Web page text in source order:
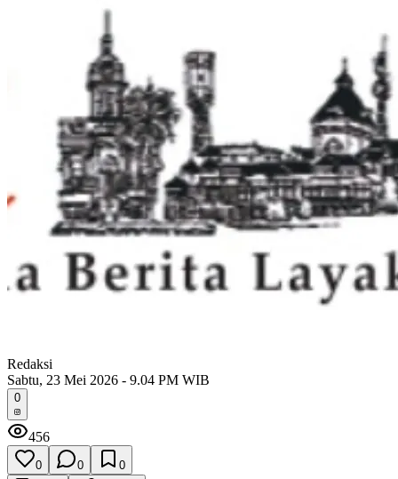
Redaksi
Sabtu, 23 Mei 2026 - 9.04 PM WIB
0
456
0 0 0